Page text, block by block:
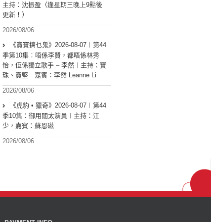
主持：沈振盈（逢星期三晚上9點後
更新！）
2026/08/06
《寶寶搞乜鬼》2026-08-07︱第44
季第10集︰唔係李賢，都唔係林秀
怡，佢係獨立歌手 – 李然︱主持：寶
珠、寶堅 嘉賓：李然 Leanne Li
2026/08/06
《虎豹 • 獵奇》2026-08-07︱第44
季10集：御用闊太演員︱主持：江
少，嘉賓：蘇恩磁
2026/08/06